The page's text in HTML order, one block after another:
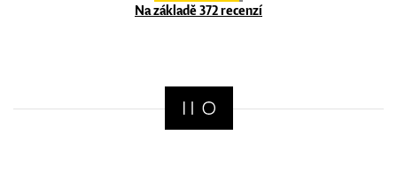
Na základě 372 recenzí